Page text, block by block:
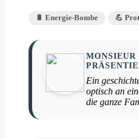
🔋 Energie-Bombe 💪
MONSIEUR
Ein
optisch an
die ganze